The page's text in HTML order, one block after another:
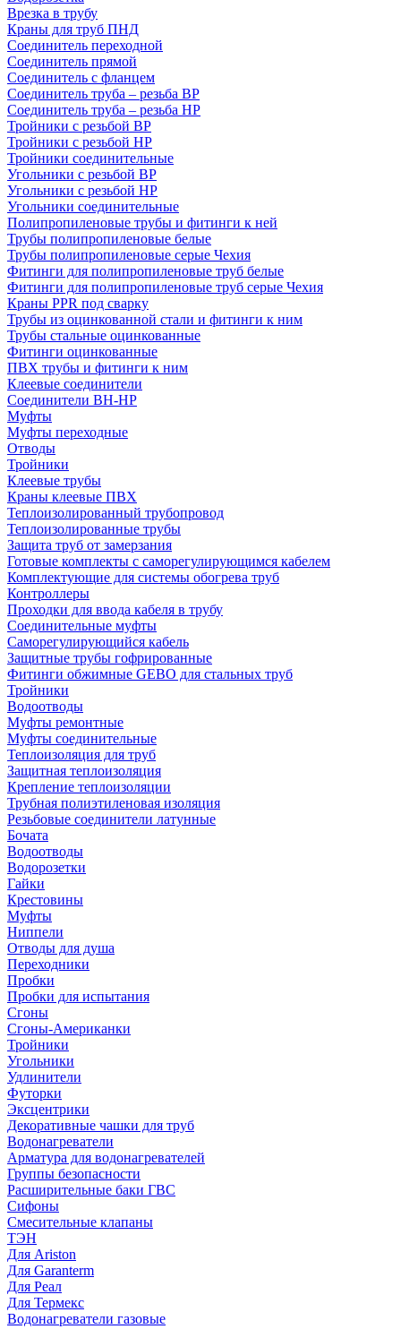
Врезка в трубу
Краны для труб ПНД
Соединитель переходной
Соединитель прямой
Соединитель с фланцем
Соединитель труба – резьба ВР
Соединитель труба – резьба НР
Тройники с резьбой ВР
Тройники с резьбой НР
Тройники соединительные
Угольники с резьбой ВР
Угольники с резьбой НР
Угольники соединительные
Полипропиленовые трубы и фитинги к ней
Трубы полипропиленовые белые
Трубы полипропиленовые серые Чехия
Фитинги для полипропиленовые труб белые
Фитинги для полипропиленовые труб серые Чехия
Краны PPR под сварку
Трубы из оцинкованной стали и фитинги к ним
Трубы стальные оцинкованные
Фитинги оцинкованные
ПВХ трубы и фитинги к ним
Клеевые соединители
Соединители ВН-НР
Муфты
Муфты переходные
Отводы
Тройники
Клеевые трубы
Краны клеевые ПВХ
Теплоизолированный трубопровод
Теплоизолированные трубы
Защита труб от замерзания
Готовые комплекты с саморегулирующимся кабелем
Комплектующие для системы обогрева труб
Контроллеры
Проходки для ввода кабеля в трубу
Соединительные муфты
Саморегулирующийся кабель
Защитные трубы гофрированные
Фитинги обжимные GEBO для стальных труб
Тройники
Водоотводы
Муфты ремонтные
Муфты соединительные
Теплоизоляция для труб
Защитная теплоизоляция
Крепление теплоизоляции
Трубная полиэтиленовая изоляция
Резьбовые соединители латунные
Бочата
Водоотводы
Водорозетки
Гайки
Крестовины
Муфты
Ниппели
Отводы для душа
Переходники
Пробки
Пробки для испытания
Сгоны
Сгоны-Американки
Тройники
Угольники
Удлинители
Футорки
Эксцентрики
Декоративные чашки для труб
Водонагреватели
Арматура для водонагревателей
Группы безопасности
Расширительные баки ГВС
Сифоны
Смесительные клапаны
ТЭН
Для Ariston
Для Garanterm
Для Реал
Для Термекс
Водонагреватели газовые